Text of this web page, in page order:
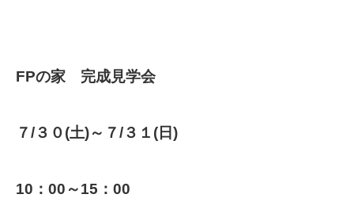
FPの家 完成見学会
７/３０(土)～７/３１(日)
10：00～15：00